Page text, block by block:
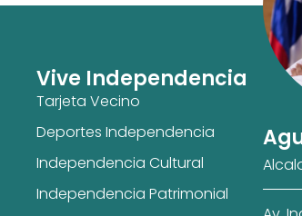
Vive Independencia
Tarjeta Vecino
Deportes Independencia
Independencia Cultural
Independencia Patrimonial